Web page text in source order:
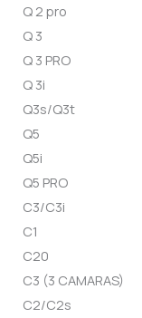
Q 2 pro
Q 3
Q 3 PRO
Q 3i
Q3s/Q3t
Q5
Q5i
Q5 PRO
C3/C3i
C1
C20
C3 (3 CAMARAS)
C2/C2s